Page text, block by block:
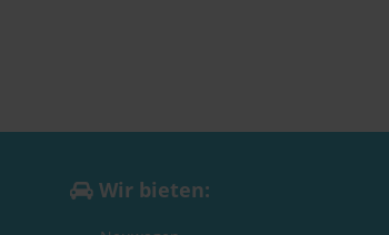
Wir bieten: